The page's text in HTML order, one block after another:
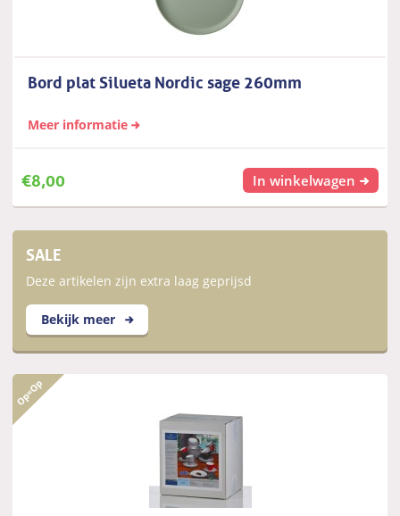
Bord plat Silueta Nordic sage 260mm
Meer informatie
€8,00 In winkelwagen
SALE
Deze artikelen zijn extra laag geprijsd
Bekijk meer